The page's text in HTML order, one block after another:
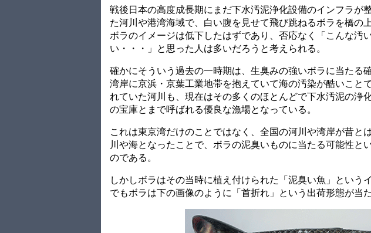
戦後日本の高度成長期にまだ下水汚泥浄化設備のインフラが
た河川や港湾海域で、白い腹を見せて飛び跳ねるボラを橋の
ボラのイメージは低下したはずであり、否応なく「こんな汚
い・・・」と思った人は多いだろうと考えられる。
確かにそういう過去の一時期は、生臭みの強いボラに当たる
湾岸に京浜・京葉工業地帯を抱えていて海の汚染が酷いこと
れていた河川も、現在はその多くのほとんどで下水汚泥の浄
の宝庫とまで呼ばれる優良な漁場となっている。
これは東京湾だけのことではなく、全国の河川や湾岸が昔と
川や海となったことで、ボラの泥臭いものに当たる可能性と
のである。
しかしボラはその当時に植え付けられた「泥臭い魚」という
でもボラは下の画像のように「首折れ」という出荷形態が当